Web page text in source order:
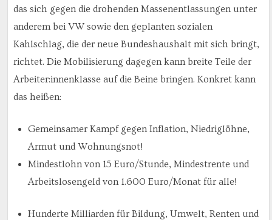
das sich gegen die drohenden Massenentlassungen unter
anderem bei VW sowie den geplanten sozialen
Kahlschlag, die der neue Bundeshaushalt mit sich bringt,
richtet. Die Mobilisierung dagegen kann breite Teile der
Arbeiter:innenklasse auf die Beine bringen. Konkret kann
das heißen:
Gemeinsamer Kampf gegen Inflation, Niedriglöhne,
Armut und Wohnungsnot!
Mindestlohn von 15 Euro/Stunde, Mindestrente und
Arbeitslosengeld von 1.600 Euro/Monat für alle!
Hunderte Milliarden für Bildung, Umwelt, Renten und